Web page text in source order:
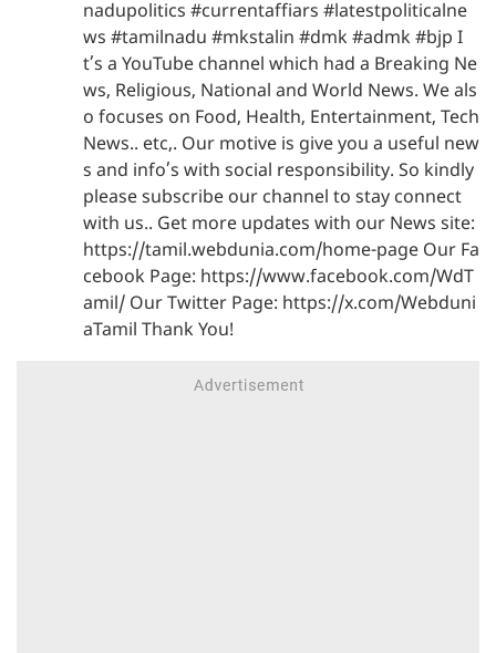
nadupolitics #currentaffiars #latestpoliticalne
ws #tamilnadu #mkstalin #dmk #admk #bjp I
t’s a YouTube channel which had a Breaking Ne
ws, Religious, National and World News. We als
o focuses on Food, Health, Entertainment, Tech
News.. etc,. Our motive is give you a useful new
s and info’s with social responsibility. So kindly
please subscribe our channel to stay connect
with us.. Get more updates with our News site:
https://tamil.webdunia.com/home-page Our Fa
cebook Page: https://www.facebook.com/WdT
amil/ Our Twitter Page: https://x.com/Webduni
aTamil Thank You!